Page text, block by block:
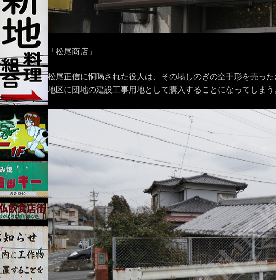
「松尾商店」
松尾正信に恫喝された役人は、その場しのぎの空手形を売っ
地区に団地の建設工事用地として購入することになってしまう